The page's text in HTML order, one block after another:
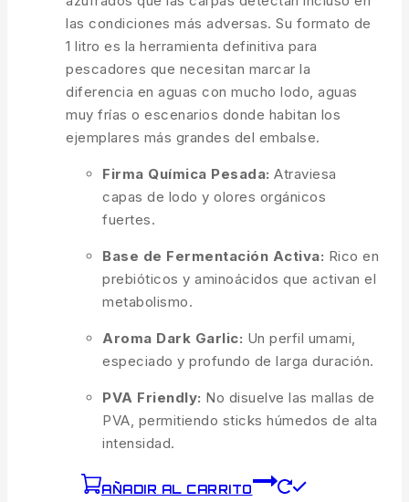
las condiciones más adversas. Su formato de
1 litro es la herramienta definitiva para
pescadores que necesitan marcar la
diferencia en aguas con mucho lodo, aguas
muy frías o escenarios donde habitan los
ejemplares más grandes del embalse.
Firma Química Pesada: Atraviesa
capas de lodo y olores orgánicos
fuertes.
Base de Fermentación Activa: Rico en
prebióticos y aminoácidos que activan el
metabolismo.
Aroma Dark Garlic: Un perfil umami,
especiado y profundo de larga duración.
PVA Friendly: No disuelve las mallas de
PVA, permitiendo sticks húmedos de alta
intensidad.
AÑADIR AL CARRITO